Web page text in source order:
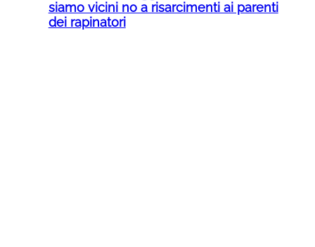
siamo vicini no a risarcimenti ai parenti
dei rapinatori